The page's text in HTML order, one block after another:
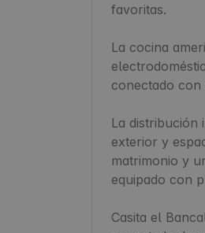
favoritas.
La cocina
conectado con
La distribución
exterior y
matrimonio y
equipado con
Casita el